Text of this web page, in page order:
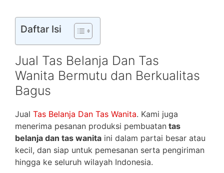
Daftar Isi
Jual Tas Belanja Dan Tas
Wanita Bermutu dan Berkualitas
Bagus
Jual Tas Belanja Dan Tas Wanita. Kami juga
menerima pesanan produksi pembuatan tas
belanja dan tas wanita ini dalam partai besar atau
kecil, dan siap untuk pemesanan serta pengiriman
hingga ke seluruh wilayah Indonesia.